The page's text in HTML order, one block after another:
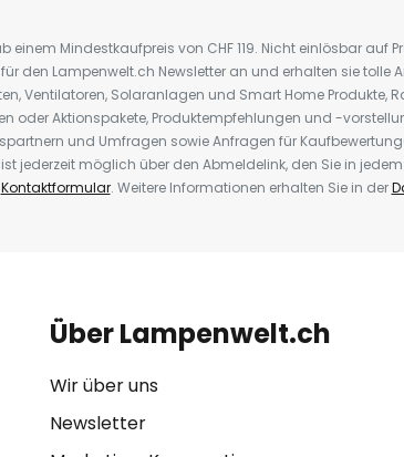
einem Mindestkaufpreis von CHF 119. Nicht einlösbar auf
den Lampenwelt.ch Newsletter an und erhalten sie tolle
Ventilatoren, Solaranlagen und Smart Home Produkte,
oder Aktionspakete, Produktempfehlungen und -
und Umfragen sowie Anfragen für
jederzeit möglich über den Abmeldelink, den Sie in
Kontaktformular. Weitere Informationen erhalten Sie in der
Über Lampenwelt.ch
Wir über uns
Newsletter